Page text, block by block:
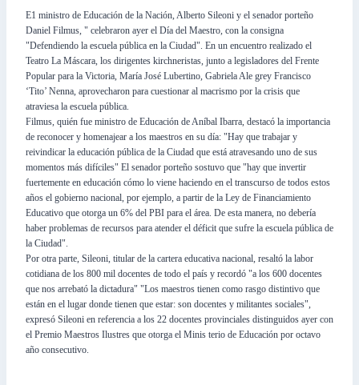
E1 ministro de Educación de la Nación, Alberto Sileoni y el senador porteño
Daniel Filmus, " celebraron ayer el Día del Maestro, con la consigna
"Defendiendo la escuela pública en la Ciudad". En un encuentro realizado el
Teatro La Máscara, los dirigentes kirchneristas, junto a legisladores del Frente
Popular para la Victoria, María José Lubertino, Gabriela Ale grey Francisco
‘Tito’ Nenna, aprovecharon para cuestionar al macrismo por la crisis que
atraviesa la escuela pública.
Filmus, quién fue ministro de Educación de Aníbal Ibarra, destacó la importancia
de reconocer y homenajear a los maestros en su día: "Hay que trabajar y
reivindicar la educación pública de la Ciudad que está atravesando uno de sus
momentos más difíciles" El senador porteño sostuvo que "hay que invertir
fuertemente en educación cómo lo viene haciendo en el transcurso de todos estos
años el gobierno nacional, por ejemplo, a partir de la Ley de Financiamiento
Educativo que otorga un 6% del PBI para el área. De esta manera, no debería
haber problemas de recursos para atender el déficit que sufre la escuela pública de
la Ciudad".
Por otra parte, Sileoni, titular de la cartera educativa nacional, resaltó la labor
cotidiana de los 800 mil docentes de todo el país y recordó "a los 600 docentes
que nos arrebató la dictadura" "Los maestros tienen como rasgo distintivo que
están en el lugar donde tienen que estar: son docentes y militantes sociales",
expresó Sileoni en referencia a los 22 docentes provinciales distinguidos ayer con
el Premio Maestros Ilustres que otorga el Minis terio de Educación por octavo
año consecutivo.